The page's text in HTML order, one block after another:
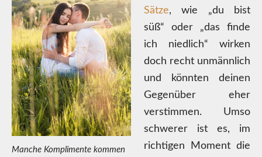
Manche Komplimente kommen
Sätze, wie „du bist
süß“ oder „das finde
ich niedlich“ wirken
doch recht unmännlich
und könnten deinen
Gegenüber eher
verstimmen. Umso
schwerer ist es, im
richtigen Moment die